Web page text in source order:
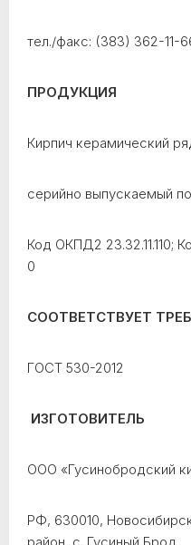
тел./факс: (383) 362-11-
ПРОДУКЦИЯ
Кирпич керамический
серийно выпускаемый
Код ОКПД2 23.32.11.110;
0
СООТВЕТСТВУЕТ
ГОСТ 530-2012
ИЗГОТОВИТЕЛЬ
ООО «Гусинобродский
РФ, 630010,